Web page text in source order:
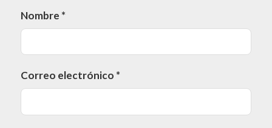
Nombre *
Correo electrónico *